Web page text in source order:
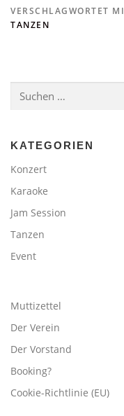
VERSCHLAGWORTET
TANZEN
nach:
KATEGORIEN
Konzert
Karaoke
Jam Session
Tanzen
Event
Muttizettel
Der Verein
Der Vorstand
Booking?
Cookie-Richtlinie (EU)